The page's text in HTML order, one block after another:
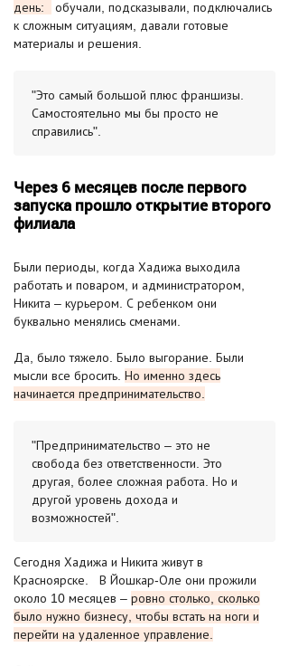
день:
обучали, подсказывали, подключались
к сложным ситуациям, давали готовые
материалы и решения.
"Это самый большой плюс франшизы.
Самостоятельно мы бы просто не
справились".
Через 6 месяцев после первого
запуска прошло открытие второго
филиала
Были периоды, когда Хадижа выходила
работать и поваром, и администратором,
Никита – курьером. С ребенком они
буквально менялись сменами.
Да, было тяжело. Было выгорание. Были
мысли все бросить. Но именно здесь
начинается предпринимательство.
"Предпринимательство – это не
свобода без ответственности. Это
другая, более сложная работа. Но и
другой уровень дохода и
возможностей".
Сегодня Хадижа и Никита живут в
Красноярске. В Йошкар-Оле они прожили
около 10 месяцев – ровно столько, сколько
было нужно бизнесу, чтобы встать на ноги и
перейти на удаленное управление.